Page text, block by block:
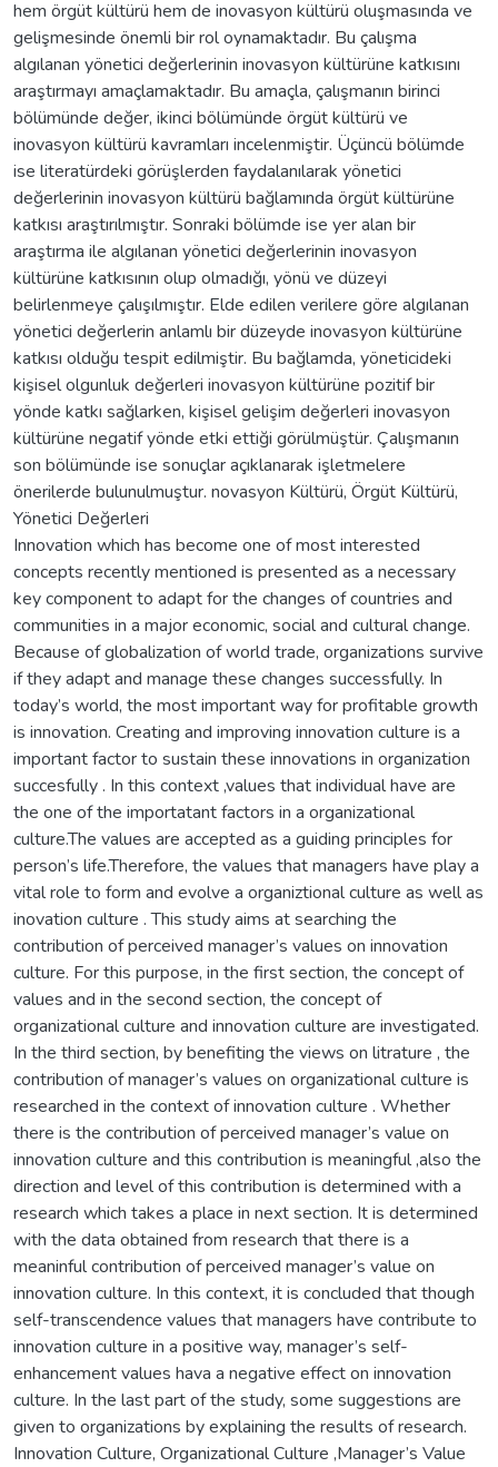
hem örgüt kültürü hem de inovasyon kültürü oluşmasında ve
gelişmesinde önemli bir rol oynamaktadır. Bu çalışma
algılanan yönetici değerlerinin inovasyon kültürüne katkısını
araştırmayı amaçlamaktadır. Bu amaçla, çalışmanın birinci
bölümünde değer, ikinci bölümünde örgüt kültürü ve
inovasyon kültürü kavramları incelenmiştir. Üçüncü bölümde
ise literatürdeki görüşlerden faydalanılarak yönetici
değerlerinin inovasyon kültürü bağlamında örgüt kültürüne
katkısı araştırılmıştır. Sonraki bölümde ise yer alan bir
araştırma ile algılanan yönetici değerlerinin inovasyon
kültürüne katkısının olup olmadığı, yönü ve düzeyi
belirlenmeye çalışılmıştır. Elde edilen verilere göre algılanan
yönetici değerlerin anlamlı bir düzeyde inovasyon kültürüne
katkısı olduğu tespit edilmiştir. Bu bağlamda, yöneticideki
kişisel olgunluk değerleri inovasyon kültürüne pozitif bir
yönde katkı sağlarken, kişisel gelişim değerleri inovasyon
kültürüne negatif yönde etki ettiği görülmüştür. Çalışmanın
son bölümünde ise sonuçlar açıklanarak işletmelere
önerilerde bulunulmuştur. novasyon Kültürü, Örgüt Kültürü,
Yönetici Değerleri
Innovation which has become one of most interested
concepts recently mentioned is presented as a necessary
key component to adapt for the changes of countries and
communities in a major economic, social and cultural change.
Because of globalization of world trade, organizations survive
if they adapt and manage these changes successfully. In
today’s world, the most important way for profitable growth
is innovation. Creating and improving innovation culture is a
important factor to sustain these innovations in organization
succesfully . In this context ,values that individual have are
the one of the importatant factors in a organizational
culture.The values are accepted as a guiding principles for
person’s life.Therefore, the values that managers have play a
vital role to form and evolve a organiztional culture as well as
inovation culture . This study aims at searching the
contribution of perceived manager’s values on innovation
culture. For this purpose, in the first section, the concept of
values and in the second section, the concept of
organizational culture and innovation culture are investigated.
In the third section, by benefiting the views on litrature , the
contribution of manager’s values on organizational culture is
researched in the context of innovation culture . Whether
there is the contribution of perceived manager’s value on
innovation culture and this contribution is meaningful ,also the
direction and level of this contribution is determined with a
research which takes a place in next section. It is determined
with the data obtained from research that there is a
meaninful contribution of perceived manager’s value on
innovation culture. In this context, it is concluded that though
self-transcendence values that managers have contribute to
innovation culture in a positive way, manager’s self-
enhancement values hava a negative effect on innovation
culture. In the last part of the study, some suggestions are
given to organizations by explaining the results of research.
Innovation Culture, Organizational Culture ,Manager’s Value